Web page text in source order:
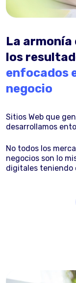
La
los
enfocados
negocio
Sitios Web que
desarrollamos
No todos los
negocios son lo
digitales teniendo